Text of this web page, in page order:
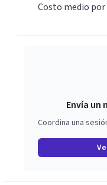
Costo medio por
Envía un
Coordina una